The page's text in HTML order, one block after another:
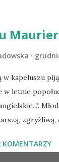
w kapeluszu
letnie
zgryźliwą,
uroczej
KOMENTARZY